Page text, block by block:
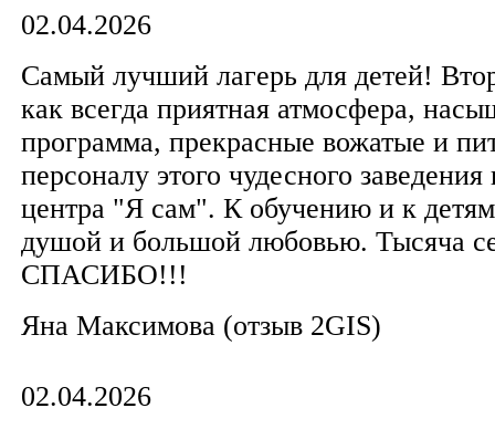
02.04.2026
Самый лучший лагерь для детей!
как всегда приятная атмосфера,
программа, прекрасные вожатые и
персоналу этого чудесного
центра "Я сам". К обучению и к детям
душой и большой любовью. Тысяча
СПАСИБО!!!
Яна Максимова (отзыв 2GIS)
02.04.2026